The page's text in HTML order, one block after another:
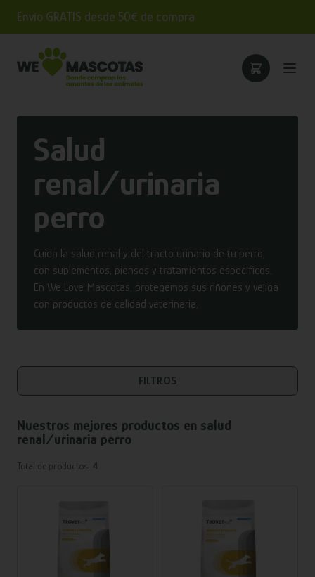
Envío GRATIS desde 50€ de compra
Salud
renal/urinaria
perro
Cuida la salud renal y del tracto urinario de tu perro
con suplementos, piensos y tratamientos específicos.
En We Love Mascotas, protegemos sus riñones y vejiga
con productos de calidad veterinaria.
FILTROS
Nuestros mejores productos en salud
renal/urinaria perro
Total de productos: 4